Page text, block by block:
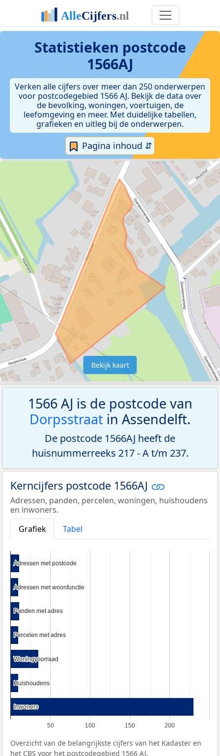
Statistieken postcode
1566AJ
Verken alle cijfers over meer dan 250 onderwerpen
voor postcodegebied 1566 AJ. Bekijk de data over
de bevolking, woningen, voertuigen, de
leefomgeving en meer. Met duidelijke tabellen,
grafieken en uitleg bij de onderwerpen.
Pagina inhoud ⇵
Bekijk kaart
1566 AJ is de postcode van
Dorpsstraat in Assendelft.
De postcode 1566AJ heeft de
huisnummerreeks 217 - A t/m 237.
Kerncijfers postcode 1566AJ
Adressen, panden, percelen, woningen, huishoudens
en inwoners.
Grafiek
Tabel
50 100 150 200
Adressen met postcode
Adressen met postcode
Adressen met woonfunctie
Adressen met woonfunctie
Panden met adres
Panden met adres
Percelen met adres
Percelen met adres
Woningvoorraad
Woningvoorraad
Huishoudens
Huishoudens
Inwoners
Inwoners
Overzicht van de belangrijkste cijfers van het Kadaster en
het CBS voor het postcodegebied 1566 AJ.